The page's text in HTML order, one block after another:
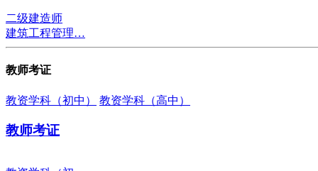
二级建造师
建筑工程管理…
教师考证
教资学科（初中） 教资学科（高中）
教师考证